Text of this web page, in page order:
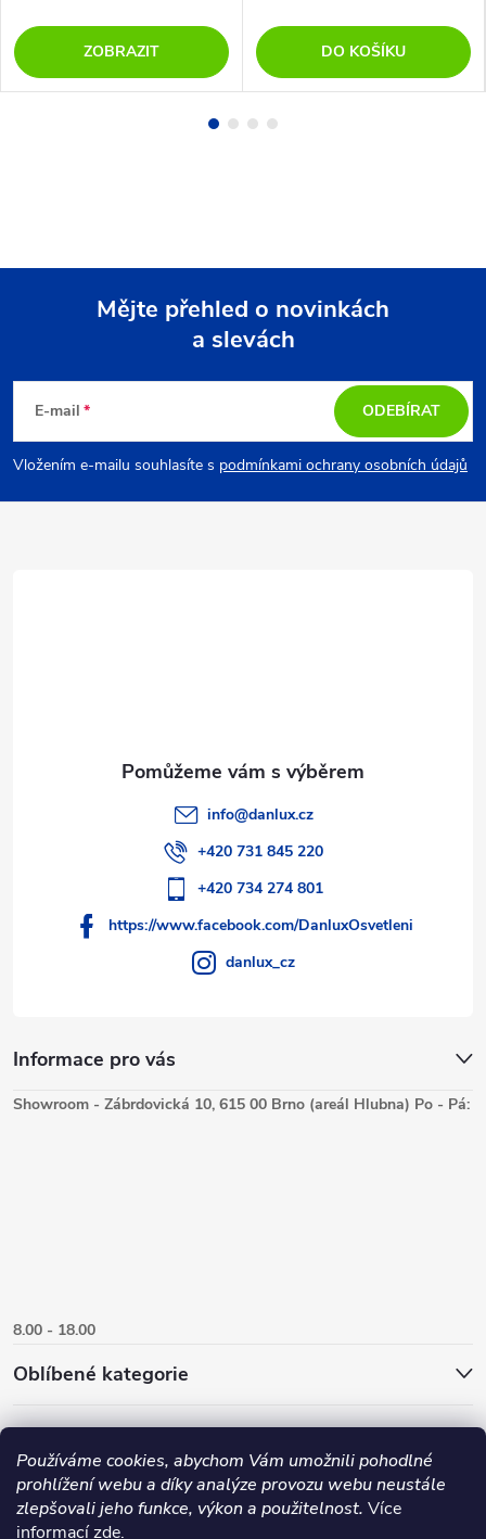
Používáme cookies, abychom Vám umožnili pohodlné
prohlížení webu a díky analýze provozu webu neustále
zlepšovali jeho funkce, výkon a použitelnost. Více
informacízde.
ZOBRAZIT DO KOŠÍKU
p
a
Mějte přehled o novinkách
a slevách
E-mail
Vložením e-mailu souhlasíte s podmínkami ochrany osobních údajů
ODEBÍRAT
Informace pro vás
info@danlux.cz
+420 731 845 220
+420 734 274 801
https://www.facebook.com/DanluxOsvetleni
danlux_cz
Showroom - Zábrdovická 10, 615 00 Brno (areál Hlubna) Po - Pá:
8.00 - 18.00
Oblíbené kategorie